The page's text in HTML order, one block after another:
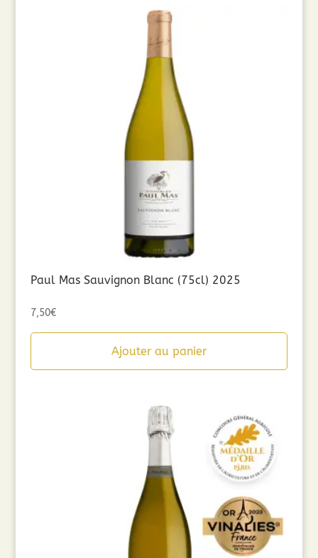
Paul Mas Sauvignon Blanc (75cl) 2025
7,50€
Ajouter au panier